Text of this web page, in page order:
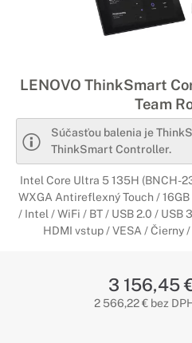
LENOVO ThinkSmart
Team
Súčasťou balenia je
ThinkSmart Controller.
Intel Core Ultra 5 135H (BNCH-
WXGA Antireflexný Touch / 16GB
/ Intel / WiFi / BT / USB 2.0 / USB
HDMI vstup / VESA / Čierny
3 156,45
2 566,22 € bez